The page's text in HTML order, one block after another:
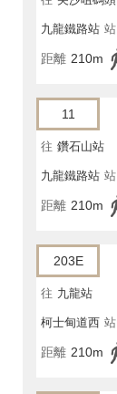
九龍鐵路站 站
距離 210m
11
往 鑽石山站
九龍鐵路站 站
距離 210m
203E
往 九龍站
柯士甸道西 站
距離 210m